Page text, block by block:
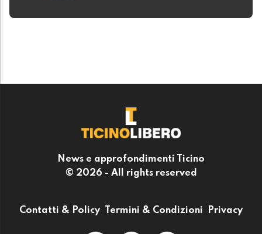
News e approfondimenti Ticino
© 2026 - All rights reserved
Contatti & Policy Termini & Condizioni Privacy